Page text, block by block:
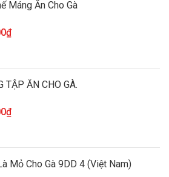
Máng Ăn Cho Gà
TẬP ĂN CHO GÀ.
Mỏ Cho Gà 9DD 4 (Việt Nam)